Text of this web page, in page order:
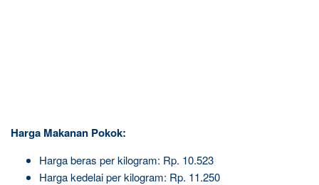
Harga Makanan Pokok:
Harga beras per kilogram: Rp. 10.523
Harga kedelai per kilogram: Rp. 11.250